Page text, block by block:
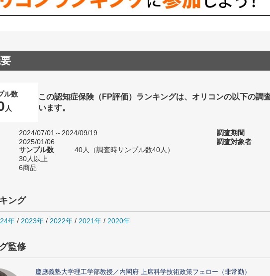
ル数
人
この認知症保険（FP評価）ランキングは、オリコンの以下の調
います。
2024/07/01～2024/09/19
2025/01/06
サンプル数
40人（調査時サンプル数40人）
30人以上
6商品
調査期間
調査対象者
ング
年 / 2023年 / 2022年 / 2021年 / 2020年
監修
慶應義塾大学理工学部教授／内閣府 上席科学技術政策フェロー（非常勤）